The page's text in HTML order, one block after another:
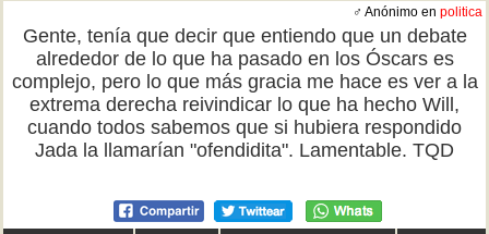
♂ Anónimo en politica
Gente, tenía que decir que entiendo que un debate
alrededor de lo que ha pasado en los Óscars es
complejo, pero lo que más gracia me hace es ver a la
extrema derecha reivindicar lo que ha hecho Will,
cuando todos sabemos que si hubiera respondido
Jada la llamarían "ofendidita". Lamentable. TQD